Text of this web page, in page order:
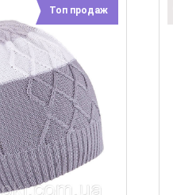
Топ продаж